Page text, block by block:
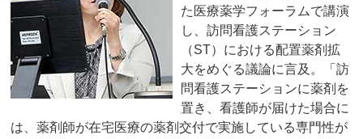
た医療薬学フォーラムで講演
し、訪問看護ステーション
（ST）における配置薬剤拡
大をめぐる議論に言及。「訪
問看護ステーションに薬剤を
置き、看護師が届けた場合に
は、薬剤師が在宅医療の薬剤交付で実施している専門性が